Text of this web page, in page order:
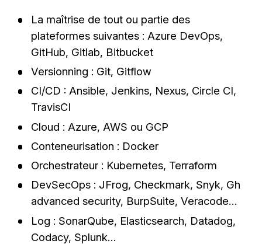
La maîtrise de tout ou partie des
plateformes suivantes : Azure DevOps,
GitHub, Gitlab, Bitbucket
Versionning : Git, Gitflow
CI/CD : Ansible, Jenkins, Nexus, Circle CI,
TravisCI
Cloud : Azure, AWS ou GCP
Conteneurisation : Docker
Orchestrateur : Kubernetes, Terraform
DevSecOps : JFrog, Checkmark, Snyk, Gh
advanced security, BurpSuite, Veracode…
Log : SonarQube, Elasticsearch, Datadog,
Codacy, Splunk…